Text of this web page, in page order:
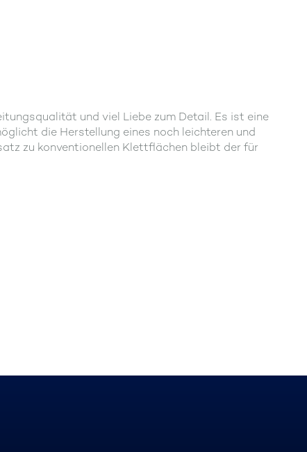
und viel Liebe zum Detail. Es ist eine
die Herstellung eines noch leichteren und
zu konventionellen Klettflächen bleibt der für